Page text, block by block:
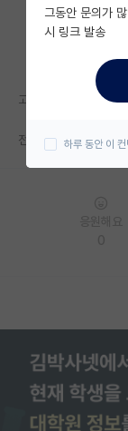
미국 유학 게
미국 대학원
대학원생 모집
연구실(PI) 홍
임용 후기 게시
PI 전용 게시판
인문사회 계
고대 학연산 석사 전
전전과인데 추합 돌 가
그동안 문의가
시 링크 발송
하루 동안 이 컨